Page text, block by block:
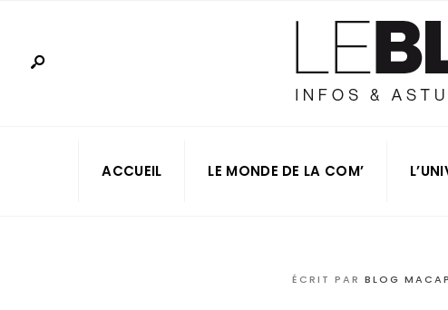
ACCUEIL LE MONDE DE LA COM’
ÉCRIT PAR BLOG MACAP